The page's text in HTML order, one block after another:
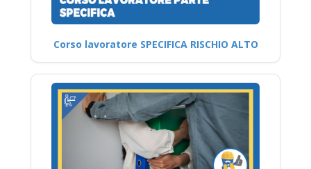
Corso lavoratore SPECIFICA RISCHIO ALTO